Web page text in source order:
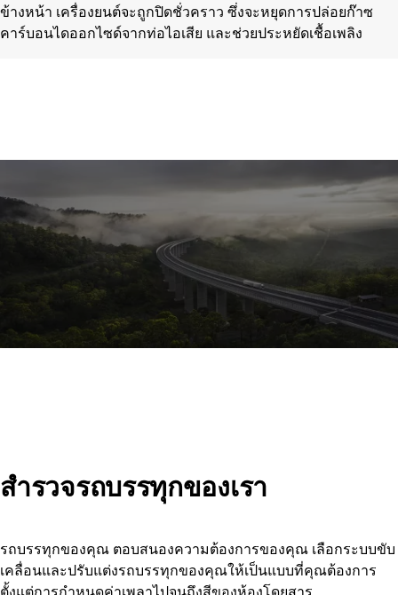
ข้างหน้า เครื่องยนต์จะถูกปิดชั่วคราว ซึ่งจะหยุดการปล่อยก๊าซ
คาร์บอนไดออกไซด์จากท่อไอเสีย และช่วยประหยัดเชื้อเพลิง
สำรวจรถบรรทุกของเรา
รถบรรทุกของคุณ ตอบสนองความต้องการของคุณ เลือกระบบขับ
เคลื่อนและปรับแต่งรถบรรทุกของคุณให้เป็นแบบที่คุณต้องการ